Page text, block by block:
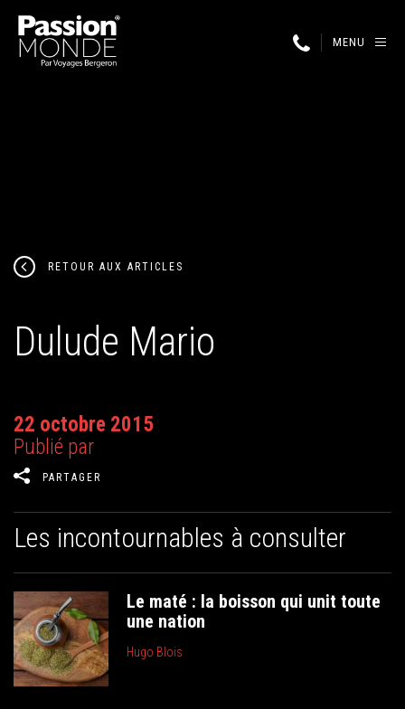
MENU
RETOUR AUX ARTICLES
Dulude Mario
22 octobre 2015
Publié par
PARTAGER
Les incontournables à consulter
Le maté : la boisson qui unit toute
une nation
Hugo Blois